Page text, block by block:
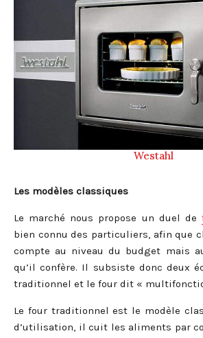
Westahl
Les modèles classiques
Le marché nous propose un duel de
bien connu des particuliers, afin que
compte au niveau du budget mais
qu’il confère. Il subsiste donc deux
traditionnel et le four dit «
Le four traditionnel est le modèle
d’utilisation, il cuit les aliments par